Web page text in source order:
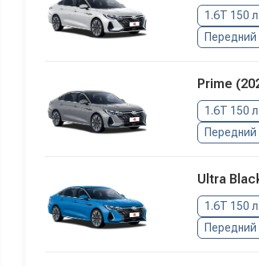
1.6T 150
Передний
Prime
1.6T 150
Передний
Ultra
1.6T 150
Передний